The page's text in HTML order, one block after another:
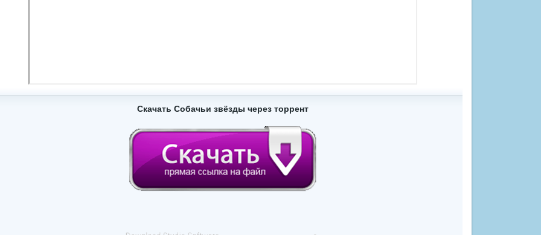
Скачать Собачьи звёзды через торрент